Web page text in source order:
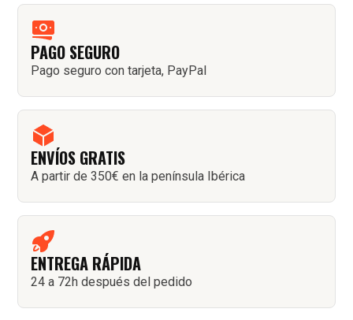
PAGO SEGURO
Pago seguro con tarjeta, PayPal
ENVÍOS GRATIS
A partir de 350€ en la península Ibérica
ENTREGA RÁPIDA
24 a 72h después del pedido